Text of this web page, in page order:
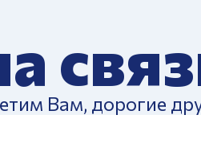
Вам, дорогие